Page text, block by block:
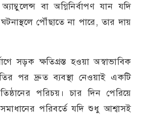
বা অগ্নিনির্বাপণ যান যদি
পৌঁছাতে না পারে, তার দায়
সড়ক ক্ষতিগ্রস্ত হওয়া অস্বাভাবিক
পর দ্রুত ব্যবস্থা নেওয়াই একটি
পরিচয়। চার দিন পেরিয়ে
সমাধানের পরিবর্তে যদি শুধু আশ্বাসই